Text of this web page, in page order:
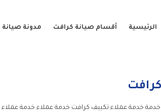
الرئيسية أقسام صيانة كرافت مدونة صيانة
كرافت
خدمة خدمة عملاء تكييف كرافت خدمة عملاء خدمة